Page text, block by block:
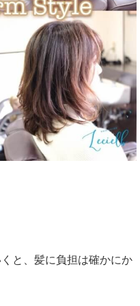
と、髪に負担は確かにか